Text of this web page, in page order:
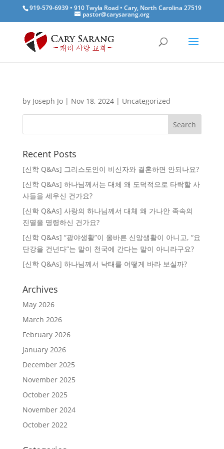
919-579-6939 • 910 Twyla Road • Cary, North Carolina 27519
pastor@carysarang.org
by Joseph Jo| Nov 18, 2024| Uncategorized
Recent Posts
[신학 Q&As] 그리스도인이 비신자와 결혼하면 안되나요?
[신학 Q&As] 하나님께서는 대체 왜 도덕적으로 타락할 사
사들을 세우신 건가요?
[신학 Q&As] 사랑의 하나님께서 대체 왜 가나안 족속의
진멸을 명령하신 건가요?
[신학 Q&As] “광야생활”이 올바른 신앙생활이 아니고, “요
단강을 건넌다”는 말이 천국에 간다는 말이 아니라구요?
[신학 Q&As] 하나님께서 낙태를 어떻게 바라 보실까?
Archives
May 2026
March 2026
February 2026
January 2026
December 2025
November 2025
October 2025
November 2024
October 2022